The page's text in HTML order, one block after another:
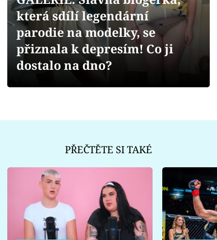
Videa
Sledujte prima+
která sdílí legendární
parodie na modelky, se
přiznala k depresím! Co ji
dostalo na dno?
PŘEČTĚTE SI TAKÉ